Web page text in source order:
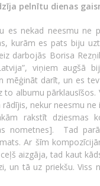
pelnītu dienas
es nekad neesmu ne
kurām es pats biju
darbojās Borisa
viņiem augšā
mēģināt darīt, un es
albumu
nekur neesmu
rakstīt dziesmas
nometnes]. Tad
Ar šīm
aizgāja, tad kaut
un tā uz priekšu. Viss